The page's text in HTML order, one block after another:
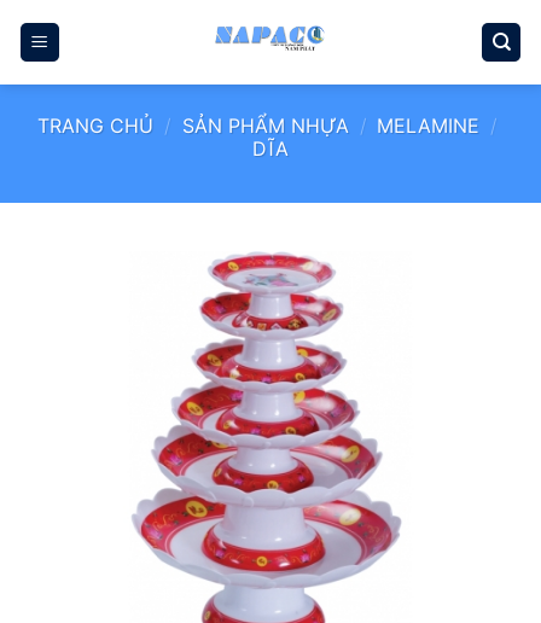
qua
TRANG CHỦ / SẢN PHẨM NHỰA / MELAMINE /
DĨA